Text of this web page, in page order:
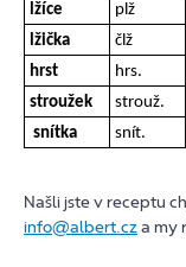
lžíce
plž
lžička
člž
hrst
hrs.
stroužek
strouž.
snítka
snít.
Našli jste v receptu
info@albert.cza my